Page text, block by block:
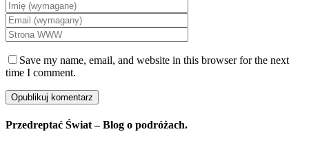
Save my name, email, and website in this browser for the next
time I comment.
Przedreptać Świat – Blog o podróżach.